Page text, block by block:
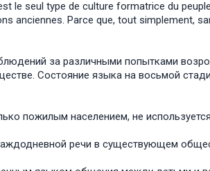
le seul type de culture formatrice du
anciennes. Parce que, tout simplement,
за различными попытками
Состояние языка на восьмой
пожилым населением, не
речи в существующем